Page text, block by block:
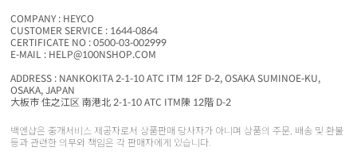
COMPANY : HEYCO
CUSTOMER SERVICE : 1644-0864
CERTIFICATE NO : 0500-03-002999
E-MAIL : HELP@100NSHOP.COM
ADDRESS : NANKOKITA 2-1-10 ATC ITM 12F D-2, OSAKA SUMINOE-KU,
OSAKA, JAPAN
大板市 住之江区 南港北 2-1-10 ATC ITM陳 12階 D-2
백엔샵은 중개서비스 제공자로서 상품판매 당사자가 아니며 상품의 주문, 배송 및 환불
등과 관련한 의무와 책임은 각 판매자에게 있습니다.